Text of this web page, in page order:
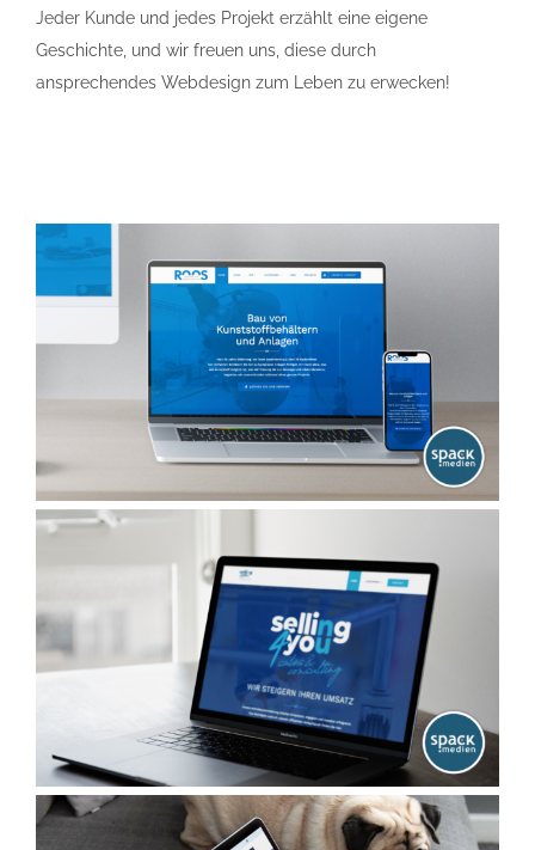
Jeder Kunde und jedes Projekt erzählt eine eigene
Geschichte, und wir freuen uns, diese durch
ansprechendes Webdesign zum Leben zu erwecken!